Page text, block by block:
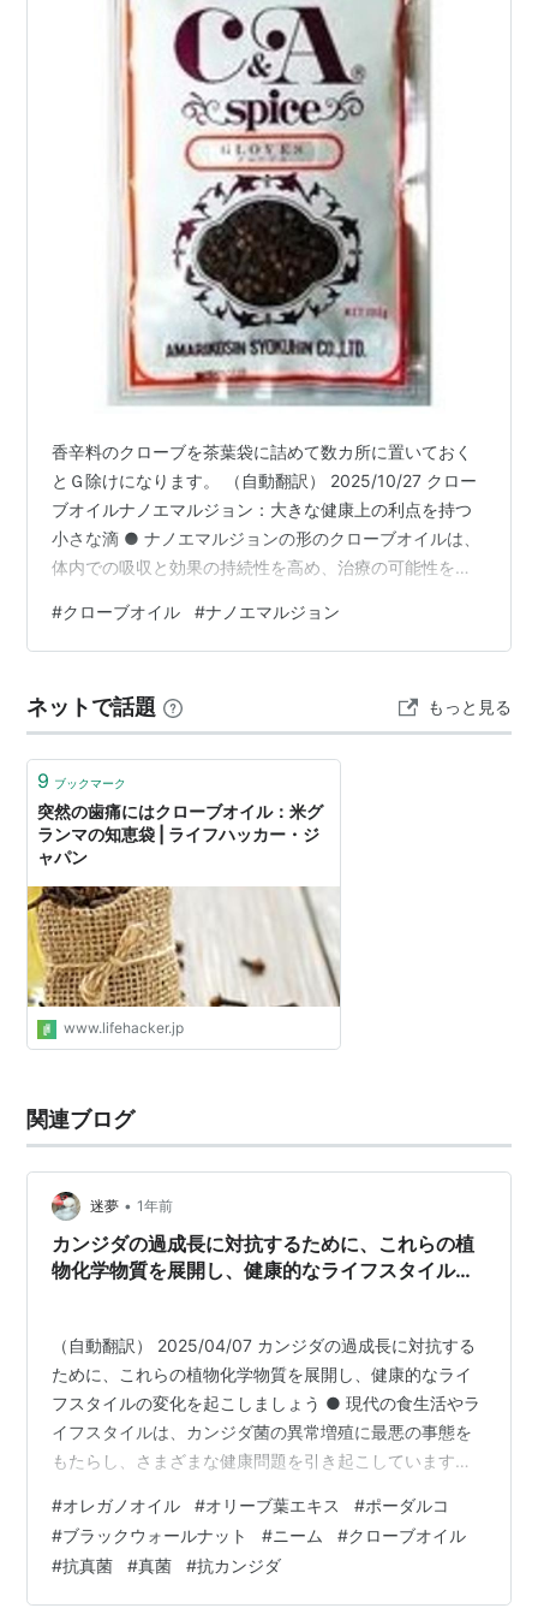
香辛料のクローブを茶葉袋に詰めて数カ所に置いておく
とＧ除けになります。 （自動翻訳） 2025/10/27 クロー
ブオイルナノエマルジョン：大きな健康上の利点を持つ
小さな滴 ● ナノエマルジョンの形のクローブオイルは、
体内での吸収と効果の持続性を高め、治療の可能性を向
対して有望な抗がん活性を示し、インスリンを模倣して
代謝機能を改善することで血糖調節をサポートします。
物は炎症や神経痛の軽減に役立ち、クローブオイルは筋
肉痛や歯痛などの症状に効果的です。 ● クローブオイル
#クローブオイル #ナノエマルジョン
ネットで話題 もっと見る
9 ブックマーク
突然の歯痛にはクローブオイル：米グ
ランマの知恵袋 | ライフハッカー・ジ
ャパン
www.lifehacker.jp
関連ブログ
迷夢 • 1年前
カンジダの過成長に対抗するために、これらの植
物化学物質を展開し、健康的なライフスタイルの
た。
（自動翻訳） 2025/04/07 カンジダの過成長に対抗する
ために、これらの植物化学物質を展開し、健康的なライ
フスタイルの変化を起こしましょう ● 現代の食生活やラ
イフスタイルは、カンジダ菌の異常増殖に最悪の事態を
もたらし、さまざまな健康問題を引き起こしています。
に、食事の変更や天然サプリメントを含む全体的なアプ
ローチを推奨しています。 ● 抗真菌性植物化学物質の6
つの供給源が、腸の健康を回復し、カンジダと戦うのに
#オレガノオイル #オリーブ葉エキス #ポーダルコ
#ブラックウォールナット #ニーム #クローブオイル
#抗真菌 #真菌 #抗カンジダ